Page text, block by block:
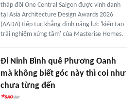
tháp đôi One Central Saigon được vinh danh
tại Asia Architecture Design Awards 2026
(AADA) tiếp tục khẳng định năng lực 'kiến tạo
trải nghiệm xứng tầm' của Masterise Homes.
Đi Ninh Bình quê Phương Oanh
mà không biết góc này thì coi như
chưa từng đến